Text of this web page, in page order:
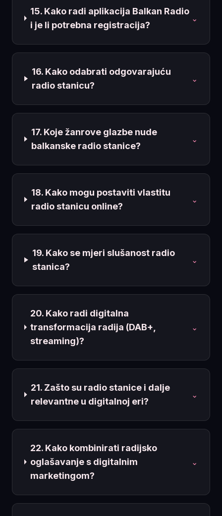
15. Kako radi aplikacija Balkan Radio
i je li potrebna registracija?
⌄
16. Kako odabrati odgovarajuću
radio stanicu?
⌄
17. Koje žanrove glazbe nude
balkanske radio stanice?
⌄
18. Kako mogu postaviti vlastitu
radio stanicu online?
⌄
19. Kako se mjeri slušanost radio
stanica?
⌄
20. Kako radi digitalna
transformacija radija (DAB+,
streaming)?
⌄
21. Zašto su radio stanice i dalje
relevantne u digitalnoj eri?
⌄
22. Kako kombinirati radijsko
oglašavanje s digitalnim
marketingom?
⌄